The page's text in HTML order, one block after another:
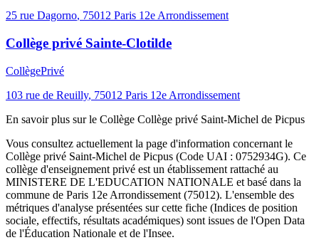
25 rue Dagorno, 75012 Paris 12e Arrondissement
Collège privé Sainte-Clotilde
CollègePrivé
103 rue de Reuilly, 75012 Paris 12e Arrondissement
En savoir plus sur le Collège Collège privé Saint-Michel de Picpus
Vous consultez actuellement la page d'information concernant le
Collège privé Saint-Michel de Picpus (Code UAI : 0752934G). Ce
collège d'enseignement privé est un établissement rattaché au
MINISTERE DE L'EDUCATION NATIONALE et basé dans la
commune de Paris 12e Arrondissement (75012). L'ensemble des
métriques d'analyse présentées sur cette fiche (Indices de position
sociale, effectifs, résultats académiques) sont issues de l'Open Data
de l'Éducation Nationale et de l'Insee.